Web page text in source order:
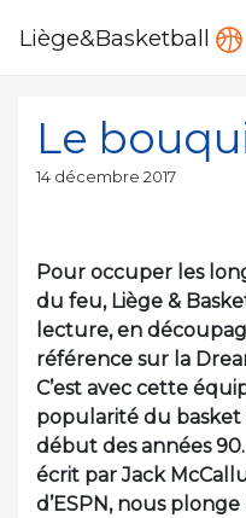
Liège&Basketball
Le
Publié
14 décembre 2017
Pour occuper les
du feu, Liège &
lecture, en
référence sur la
C’est avec cette
popularité du basket
début des années
écrit par Jack
d’ESPN, nous